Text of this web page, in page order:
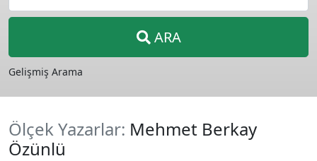
ARA
Gelişmiş Arama
Ölçek Yazarlar: Mehmet Berkay
Özünlü